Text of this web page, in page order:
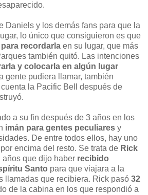
Daniels y los demás fans para que la
lo único que consiguieron es que
recordarla en su lugar, que más
también quitó. Las intenciones
y colocarla en algún lugar
gente pudiera llamar, también
la Pacific Bell después de
a su fin después de 3 años en los
imán para gentes peculiares y
De entre todos ellos, hay uno
encima del resto. Se trata de Rick
años que dijo haber recibido
Santo para que viajara a la
llamadas que recibiera. Rick pasó 32
de la cabina en los que respondió a